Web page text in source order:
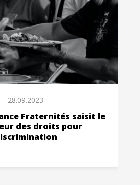
28.09.2023
Fraternités saisit le
des droits pour